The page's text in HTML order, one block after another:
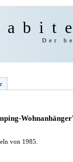
Der
Wohnanhänger'
von 1985.